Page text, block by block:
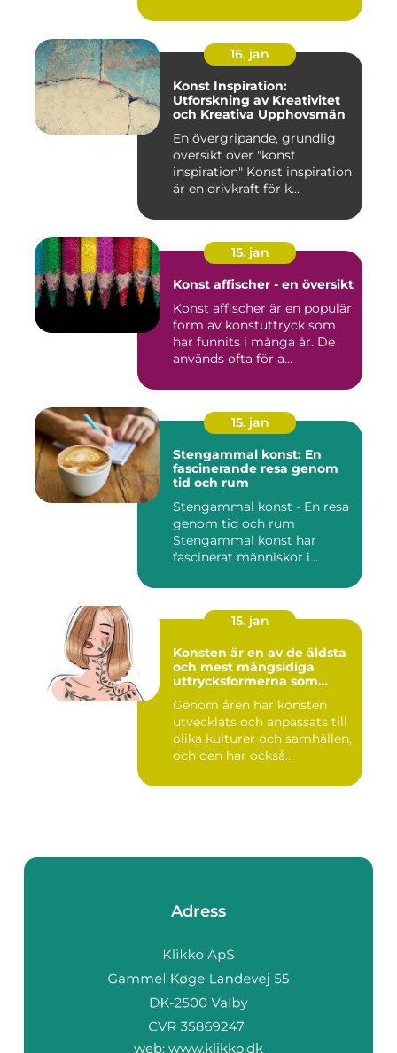
16. jan
Konst Inspiration:
Utforskning av Kreativitet
och Kreativa Upphovsmän
En övergripande, grundlig
översikt över "konst
inspiration" Konst inspiration
är en drivkraft för k...
15. jan
Konst affischer - en översikt
Konst affischer är en populär
form av konstuttryck som
har funnits i många år. De
används ofta för a...
15. jan
Stengammal konst: En
fascinerande resa genom
tid och rum
Stengammal konst - En resa
genom tid och rum
Stengammal konst har
fascinerat människor i
15. jan
Konsten är en av de äldsta
och mest mångsidiga
uttrycksformerna som
Genom åren har konsten
utvecklats och anpassats till
olika kulturer och samhällen,
och den har också...
Adress
web: www.klikko.dk